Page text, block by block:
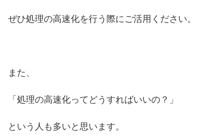
ぜひ処理の高速化を行う際にご活用ください。
また、
「処理の高速化ってどうすればいいの？」
という人も多いと思います。